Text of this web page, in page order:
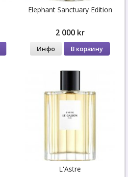
Elephant Sanctuary Edition
2 000 kr
Инфо В корзину
L'Astre